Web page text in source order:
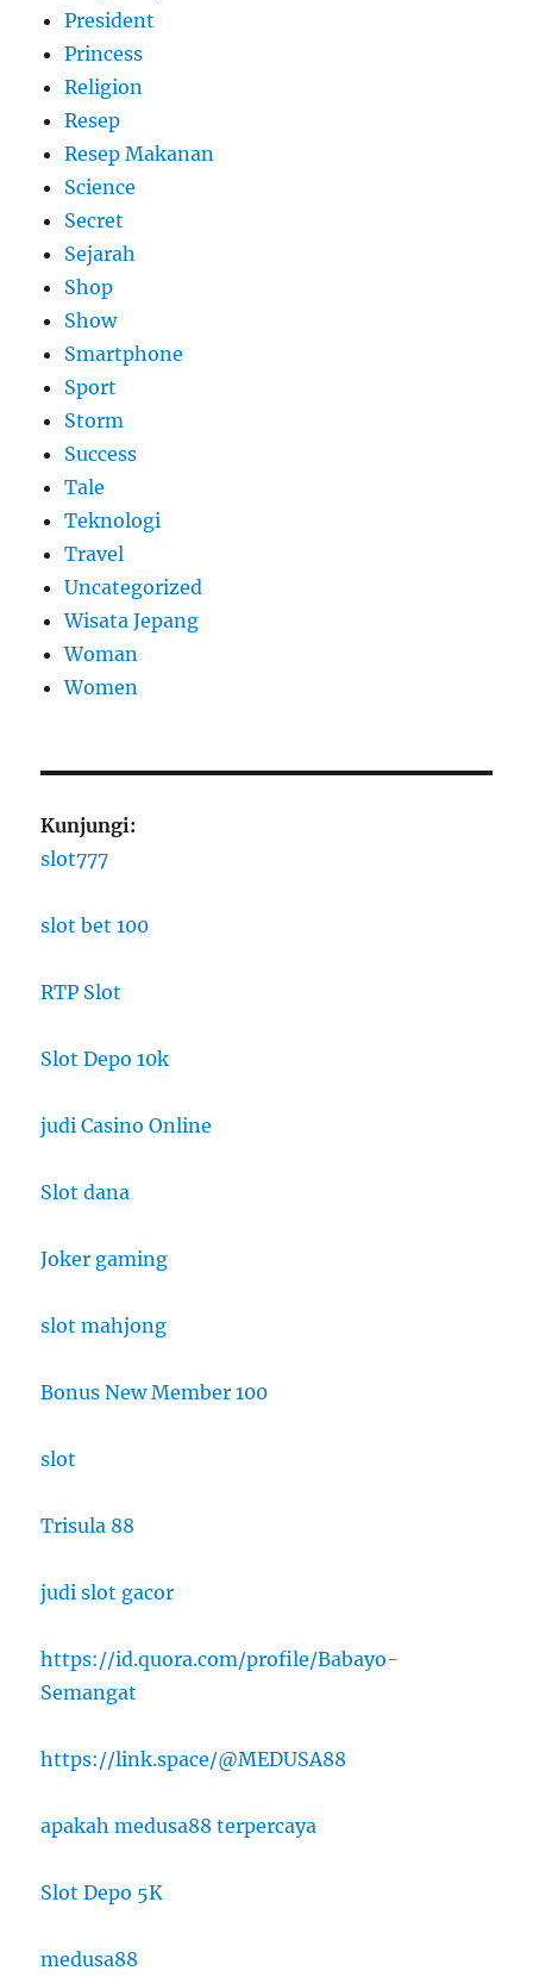
President
Princess
Religion
Resep
Resep Makanan
Science
Secret
Sejarah
Shop
Show
Smartphone
Sport
Storm
Success
Tale
Teknologi
Travel
Uncategorized
Wisata Jepang
Woman
Women
Kunjungi:
slot777
slot bet 100
RTP Slot
Slot Depo 10k
judi Casino Online
Slot dana
Joker gaming
slot mahjong
Bonus New Member 100
slot
Trisula 88
judi slot gacor
https://id.quora.com/profile/Babayo-
Semangat
https://link.space/@MEDUSA88
apakah medusa88 terpercaya
Slot Depo 5K
medusa88